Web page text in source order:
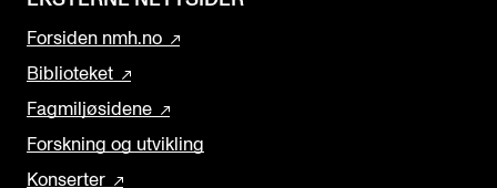
Forsiden nmh.no
Biblioteket
Fagmiljøsidene
Forskning og utvikling
Konserter